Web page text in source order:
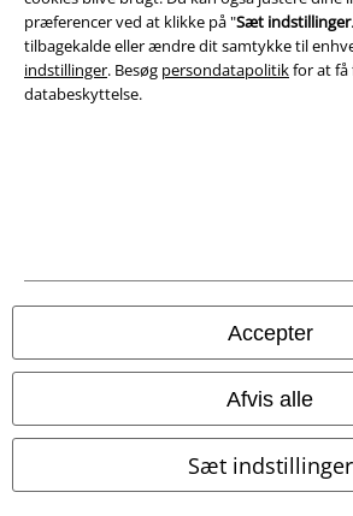
præferencer ved at klikke på "Sæt indstillinger
tilbagekalde eller ændre dit samtykke til
indstillinger. Besøg persondatapolitikfor at få
databeskyttelse.
Accepter
Afvis alle
Sæt indstillinger
Persondatapolitik
Bortskaffelse af affald og miljøbeskyttelse
Overensstemmelseserklæring
Oplysninger om tilgængelighed